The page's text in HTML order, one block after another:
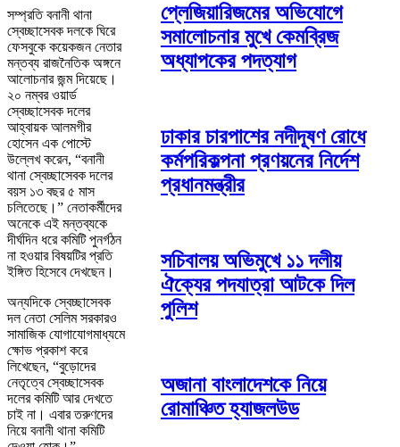
সম্প্রতি বনানী থানা
স্বেচ্ছাসেবক দলকে ঘিরে
ফেসবুকে কয়েকজন নেতার
মন্তব্য রাজনৈতিক অঙ্গনে
আলোচনার জন্ম দিয়েছে।
২০ নম্বর ওয়ার্ড
স্বেচ্ছাসেবক দলের
আহ্বায়ক আলমগীর
হোসেন এক পোস্টে
উল্লেখ করেন, “বনানী
থানা স্বেচ্ছাসেবক দলের
বয়স ১৩ বছর ৫ মাস
চলিতেছে।” নেতাকর্মীদের
অনেকে এই মন্তব্যকে
দীর্ঘদিন ধরে কমিটি পুনর্গঠন
না হওয়ার বিষয়টির প্রতি
ইঙ্গিত হিসেবে দেখছেন।
অন্যদিকে স্বেচ্ছাসেবক
দল নেতা সেলিম সরকারও
সামাজিক যোগাযোগমাধ্যমে
ক্ষোভ প্রকাশ করে
লিখেছেন, “বুড়োদের
নেতৃত্বে স্বেচ্ছাসেবক
দলের কমিটি আর দেখতে
চাই না। এবার তরুণদের
নিয়ে বনানী থানা কমিটি
প্লেজিয়ারিজমের অভিযোগে
সমালোচনার মুখে কেমব্রিজ
অধ্যাপকের পদত্যাগ
ঢাকার চারপাশের নদীদূষণ রোধে
কর্মপরিকল্পনা প্রণয়নের নির্দেশ
প্রধানমন্ত্রীর
সচিবালয় অভিমুখে ১১ দলীয়
ঐক্যের পদযাত্রা আটকে দিল
পুলিশ
অজানা বাংলাদেশকে নিয়ে
রোমাঞ্চিত হ্যাজলউড